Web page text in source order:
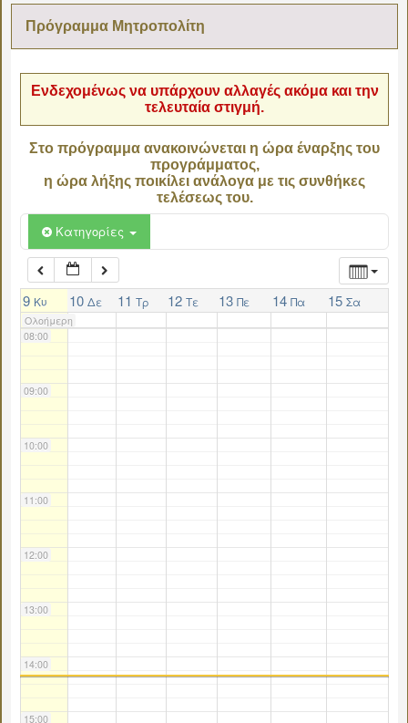
Πρόγραμμα Μητροπολίτη
Ενδεχομένως να υπάρχουν αλλαγές ακόμα και την
τελευταία στιγμή.
Στο πρόγραμμα ανακοινώνεται η ώρα έναρξης του
προγράμματος,
η ώρα λήξης ποικίλει ανάλογα με τις συνθήκες
τελέσεως του.
Κατηγορίες
9 Κυ 10 Δε 11 Τρ 12 Τε 13 Πε 14 Πα 15 Σα
Ολοήμερη
02:00
06:00
07:00
08:00
09:00
10:00
11:00
12:00
13:00
14:00
15:00